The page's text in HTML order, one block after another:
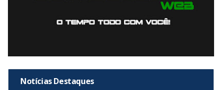
Notícias Destaques